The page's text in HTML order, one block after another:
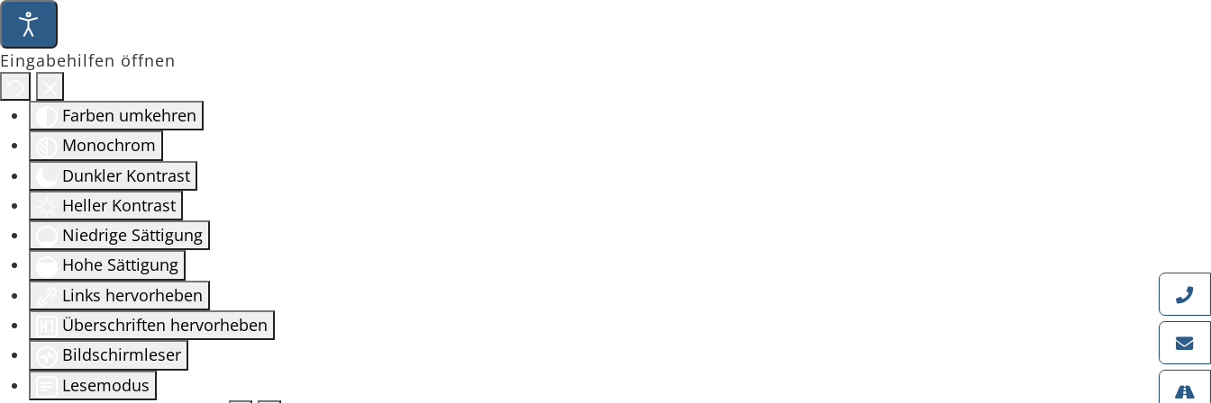
Eingabehilfen öffnen
Farben umkehren
Monochrom
Dunkler Kontrast
Heller Kontrast
Niedrige Sättigung
Hohe Sättigung
Links hervorheben
Überschriften hervorheben
Bildschirmleser
Lesemodus